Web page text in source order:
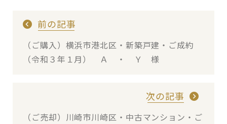
前の記事
（ご購入）横浜市港北区・新築戸建・ご成約
（令和３年１月） Ａ ・ Ｙ 様
次の記事
（ご売却）川崎市川崎区・中古マンション・ご